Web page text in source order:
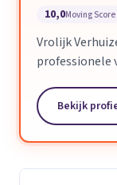
10,0Moving Score
Vrolijk
professionele
ervaring en
dat uw
Bekijk